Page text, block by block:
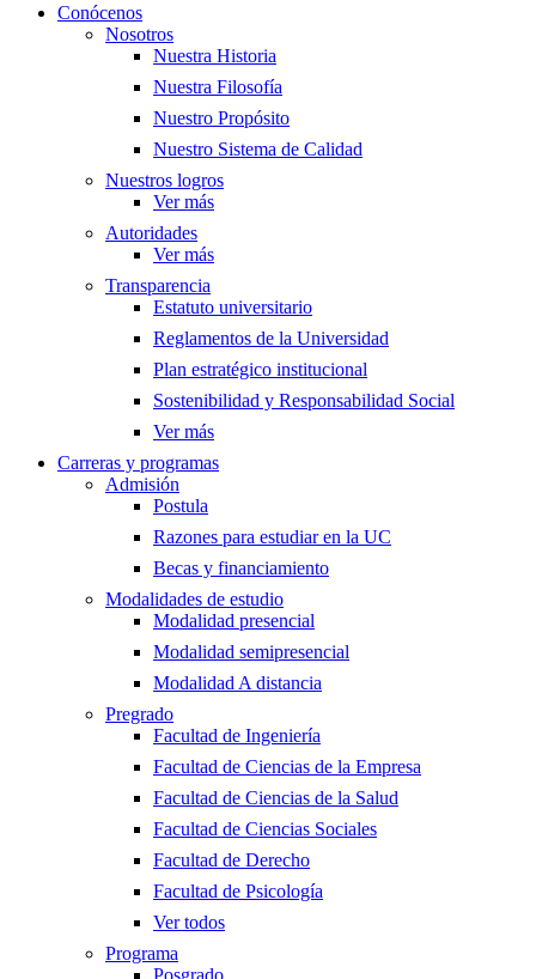
Conócenos
Nosotros
Nuestra Historia
Nuestra Filosofía
Nuestro Propósito
Nuestro Sistema de Calidad
Nuestros logros
Ver más
Autoridades
Ver más
Transparencia
Estatuto universitario
Reglamentos de la Universidad
Plan estratégico institucional
Sostenibilidad y Responsabilidad Social
Ver más
Carreras y programas
Admisión
Postula
Razones para estudiar en la UC
Becas y financiamiento
Modalidades de estudio
Modalidad presencial
Modalidad semipresencial
Modalidad A distancia
Pregrado
Facultad de Ingeniería
Facultad de Ciencias de la Empresa
Facultad de Ciencias de la Salud
Facultad de Ciencias Sociales
Facultad de Derecho
Facultad de Psicología
Ver todos
Programa
Posgrado